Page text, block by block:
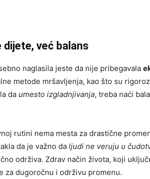
dijete, već balans
naglasila jeste da nije pribegavala
metode mršavljenja, kao što su
da umesto izgladnjivanja, treba naći
rutini nema mesta za drastične
da je važno da ljudi ne veruju u
održiva. Zdrav način života, koji
za dugoročnu i održivu promenu.